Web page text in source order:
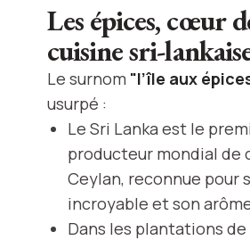
Les épices, cœur
cuisine sri-
Le surnom "l’île aux
usurpé :
Le Sri Lanka est le
producteur mondial de
Ceylan, reconnue pour
incroyable et son
Dans les plantations de